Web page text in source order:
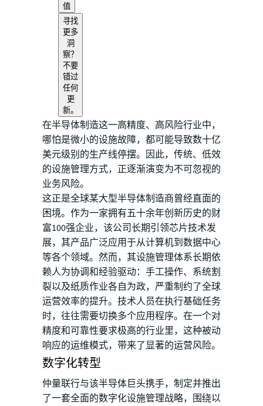
值
寻找
更多
洞
察？
不要
错过
任何
更
新。
在半导体制造这一高精度、高风险行业中，
哪怕是微小的设施故障，都可能导致数十亿
美元级别的生产线停摆。因此，传统、低效
的设施管理方式，正逐渐演变为不可忽视的
业务风险。
这正是全球某大型半导体制造商曾经直面的
困境。作为一家拥有五十余年创新历史的财
富100强企业，该公司长期引领芯片技术发
展，其产品广泛应用于从计算机到数据中心
等各个领域。然而，其设施管理体系长期依
赖人为协调和经验驱动：手工操作、系统割
裂以及纸质作业各自为政，严重制约了全球
运营效率的提升。技术人员在执行基础任务
时，往往需要切换多个应用程序。在一个对
精度和可靠性要求极高的行业里，这种被动
响应的运维模式，带来了显著的运营风险。
数字化转型
仲量联行与该半导体巨头携手，制定并推出
了一套全面的数字化设施管理战略，围绕以